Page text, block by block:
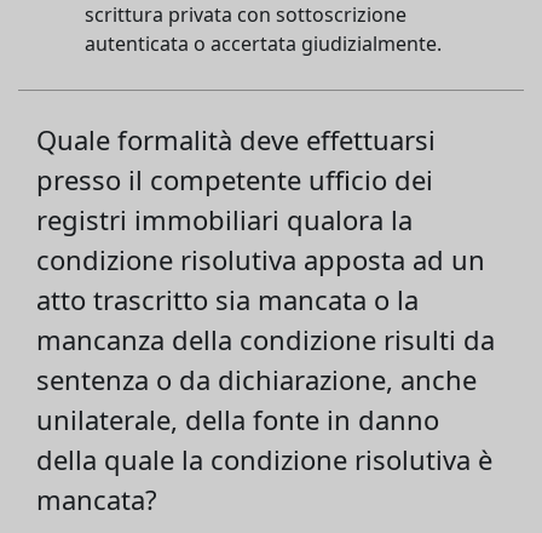
scrittura privata con sottoscrizione
autenticata o accertata giudizialmente.
Quale formalità deve effettuarsi
presso il competente ufficio dei
registri immobiliari qualora la
condizione risolutiva apposta ad un
atto trascritto sia mancata o la
mancanza della condizione risulti da
sentenza o da dichiarazione, anche
unilaterale, della fonte in danno
della quale la condizione risolutiva è
mancata?